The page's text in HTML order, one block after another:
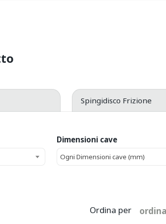
Spingidisco Frizione
Dimensioni cave
Ogni Dimensioni cave (mm)